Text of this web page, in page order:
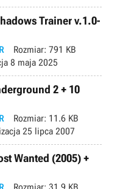
Trainer v.1.0-
Rozmiar: 791 KB
8 maja 2025
2 + 10
Rozmiar: 11.6 KB
25 lipca 2007
Wanted (2005) +